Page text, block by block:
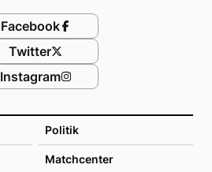
Politik
Matchcenter
Facebook
Twitter
Instagram